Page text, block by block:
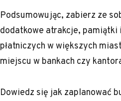
Podsumowując, zabierz ze
dodatkowe atrakcje,
płatniczych w większych
miejscu w bankach czy
Dowiedz się jak zaplanować